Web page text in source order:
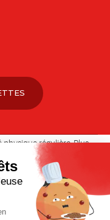
régulière. Plus